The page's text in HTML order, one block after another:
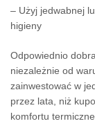
– Użyj jedwabnej
higieny
Odpowiednio
niezależnie od
zainwestować w
przez lata, niż
komfortu